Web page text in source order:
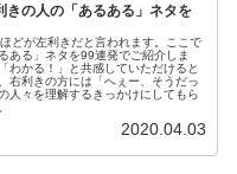
きの人の「あるある」ネタを
どが左利きだと言われます。ここで
ある」ネタを99連発でご紹介しま
わかる！」と共感していただけると
右利きの方には「へぇー、そうだっ
人々を理解するきっかけにしてもら
2020.04.03